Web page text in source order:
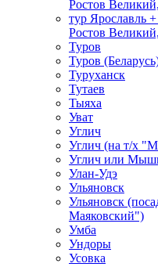
Ростов
тур Ярославль
Ростов
Туров
Туров
Туруханск
Тутаев
Тыяха
Уват
Углич
Углич (на т/х
Углич или
Улан-Удэ
Ульяновск
Ульяновск
Маяковский")
Умба
Ундоры
Усовка